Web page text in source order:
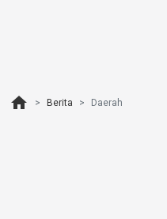
home Berita Daerah